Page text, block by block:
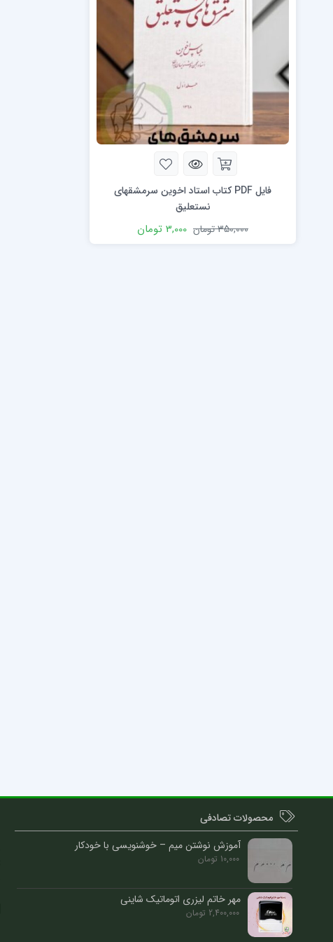
دورۀ کرسیو2
کاپرپلیت با قلم
کاپرپلیت با خودکار
فایل PDF کتاب استاد اخوین سرمشقهای
نستعلیق
350,000تومان 3,000 تومان
محصولات تصادفی
آموزش نوشتن میم – خوشنویسی با خودکار
10,000 تومان
مهر خاتم لیزری اتوماتیک شاینی
2,400,000 تومان